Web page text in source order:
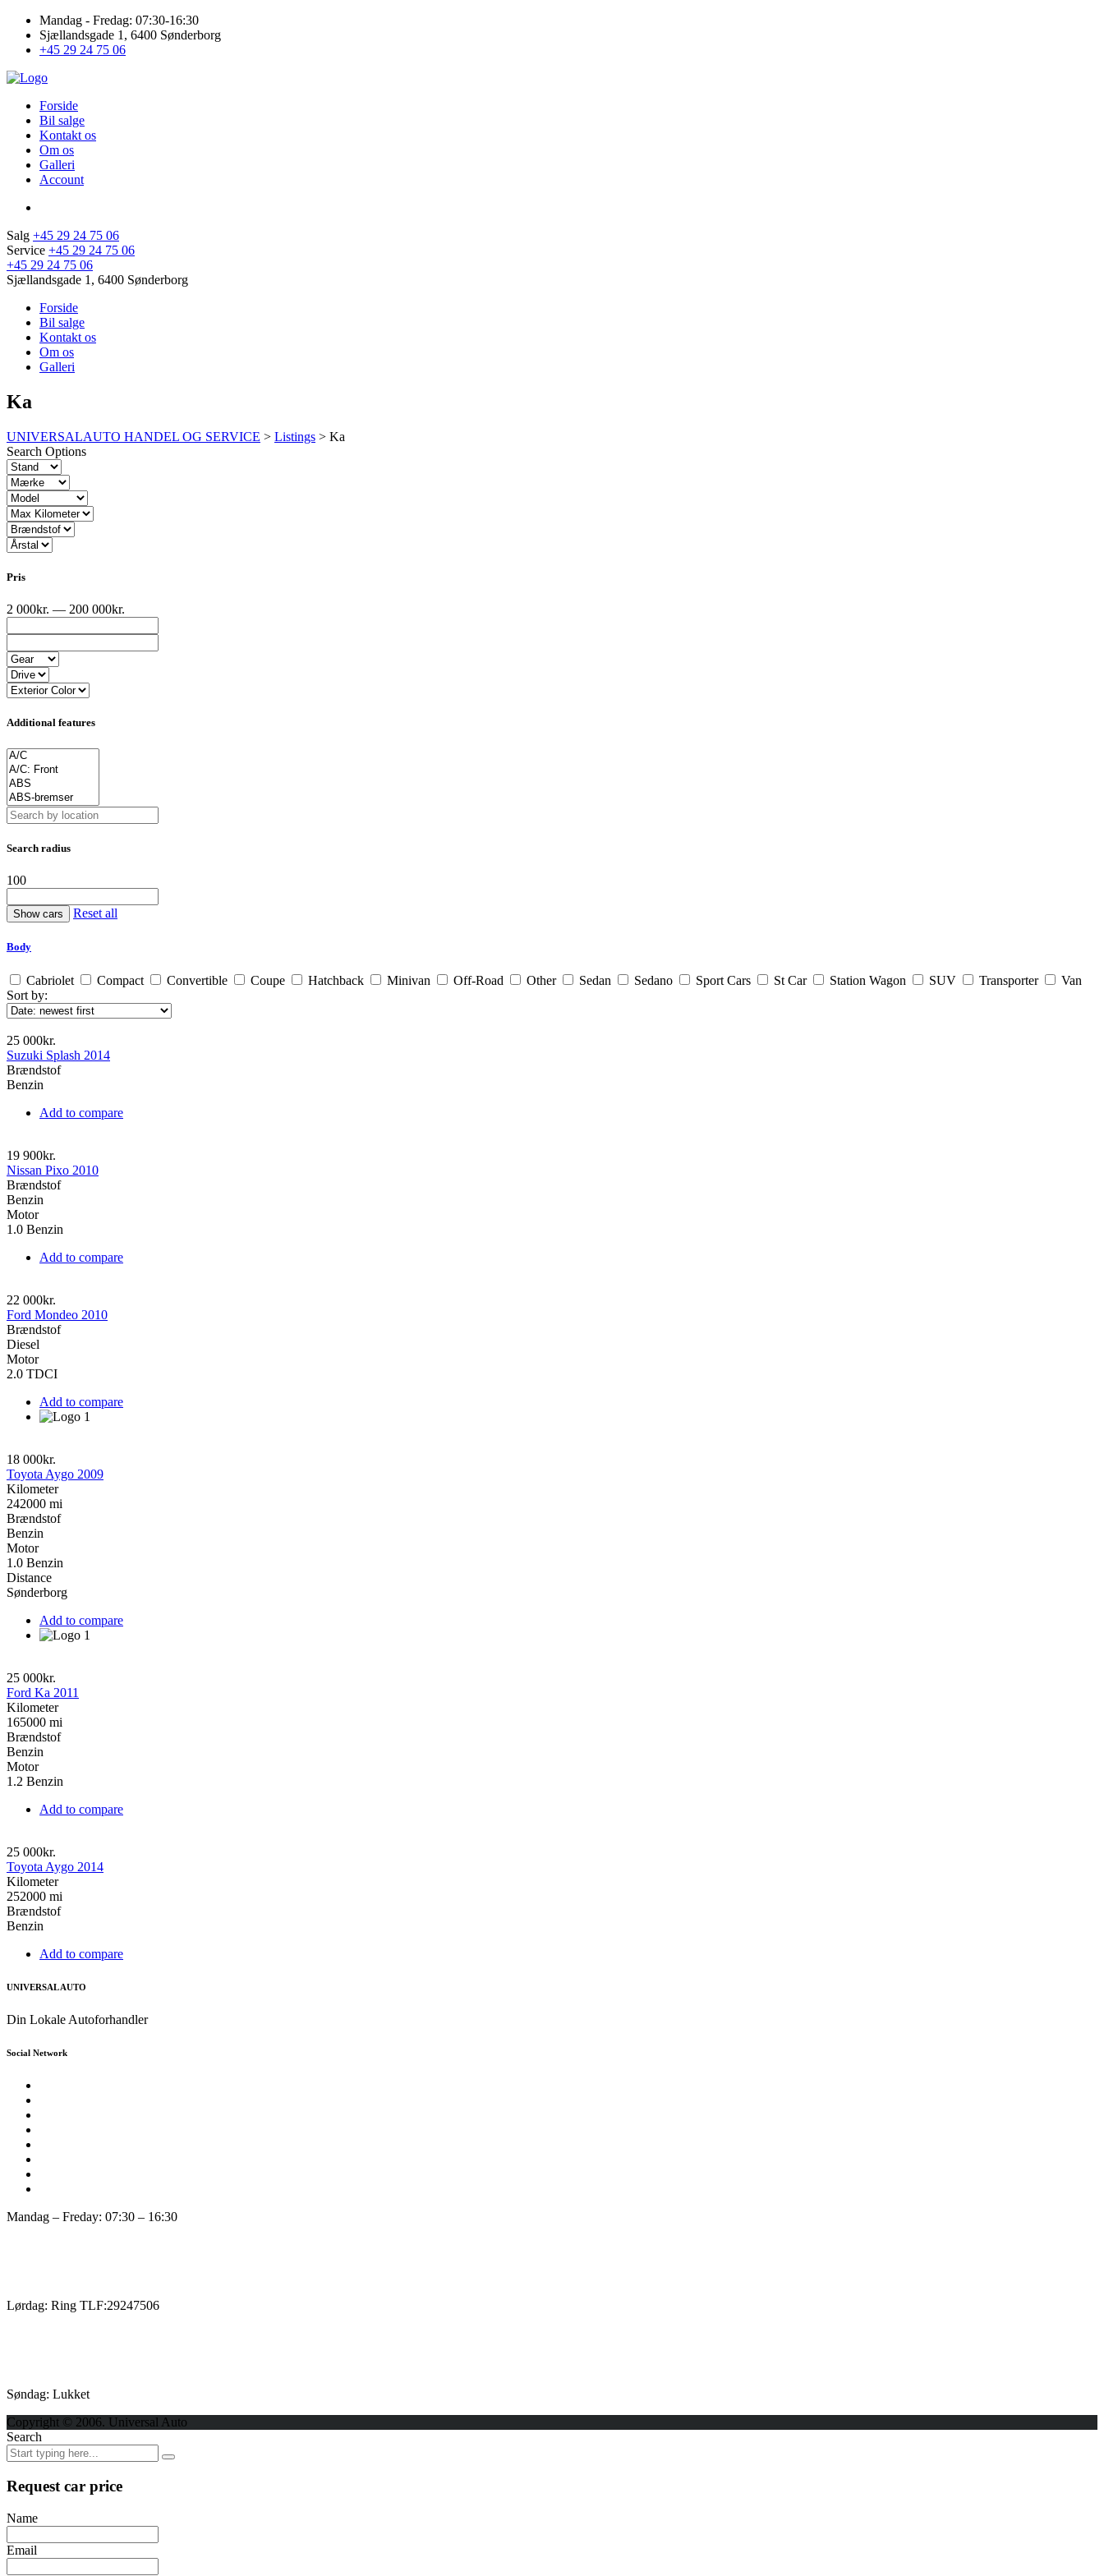
Mandag - Fredag: 07:30-16:30
Sjællandsgade 1, 6400 Sønderborg
+45 29 24 75 06
Forside
Bil salge
Kontakt os
Om os
Galleri
Account
Salg +45 29 24 75 06
Service +45 29 24 75 06
+45 29 24 75 06
Sjællandsgade 1, 6400 Sønderborg
Forside
Bil salge
Kontakt os
Om os
Galleri
Ka
UNIVERSALAUTO HANDEL OG SERVICE > Listings > Ka
Search Options
Pris
2 000kr. — 200 000kr.
Additional features
Search radius
100
Reset all
Body
Cabriolet Compact Convertible Coupe Hatchback Minivan Off-Road Other Sedan Sedano Sport Cars St Car Station Wagon SUV Transporter
Van
Sort by:
25 000kr.
Suzuki Splash 2014
Brændstof
Benzin
Add to compare
19 900kr.
Nissan Pixo 2010
Brændstof
Benzin
Motor
1.0 Benzin
Add to compare
22 000kr.
Ford Mondeo 2010
Brændstof
Diesel
Motor
2.0 TDCI
Add to compare
18 000kr.
Toyota Aygo 2009
Kilometer
242000 mi
Brændstof
Benzin
Motor
1.0 Benzin
Distance
Sønderborg
Add to compare
25 000kr.
Ford Ka 2011
Kilometer
165000 mi
Brændstof
Benzin
Motor
1.2 Benzin
Add to compare
25 000kr.
Toyota Aygo 2014
Kilometer
252000 mi
Brændstof
Benzin
Add to compare
UNIVERSAL AUTO
Din Lokale Autoforhandler
Social Network
Mandag – Freday: 07:30 – 16:30
Lørdag: Ring TLF:29247506
Søndag: Lukket
Copyright © 2006. Universal Auto
Search
Request car price
Name
Email